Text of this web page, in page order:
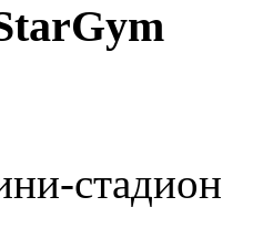
стадион